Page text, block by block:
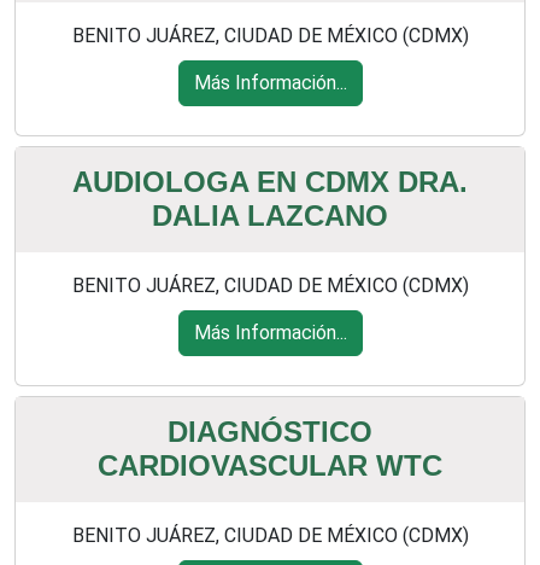
BENITO JUÁREZ, CIUDAD DE MÉXICO (CDMX)
Más Información...
AUDIOLOGA EN CDMX DRA.
DALIA LAZCANO
BENITO JUÁREZ, CIUDAD DE MÉXICO (CDMX)
Más Información...
DIAGNÓSTICO
CARDIOVASCULAR WTC
BENITO JUÁREZ, CIUDAD DE MÉXICO (CDMX)